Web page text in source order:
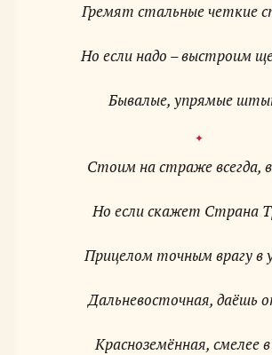
Гремят стальные четкие
Но если надо – выстроим
Бывалые, упрямые
Стоим на страже всегда,
Но если скажет Страна
Прицелом точным врагу в
Дальневосточная, даёшь
Красноземённая, смелее